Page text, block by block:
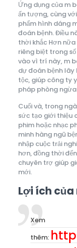
Ứng dụng của m
ấn tượng, cùng
phẩm hình dáng
đoán bệnh. Điều
thời khắc Hơn
riêng biệt trong
vào vì trí này, m
dự đoán bệnh lây
tộc, giúp công ty
pháp phòng
Cuối và, trong
sức tạo giới thiệu
phim hoặc nhạc
minh hàng ngũ
nhập cuộc trải
hơn, đồng thời
chuyên trợ giúp
mới.
Lợi ích
Xem
thêm: